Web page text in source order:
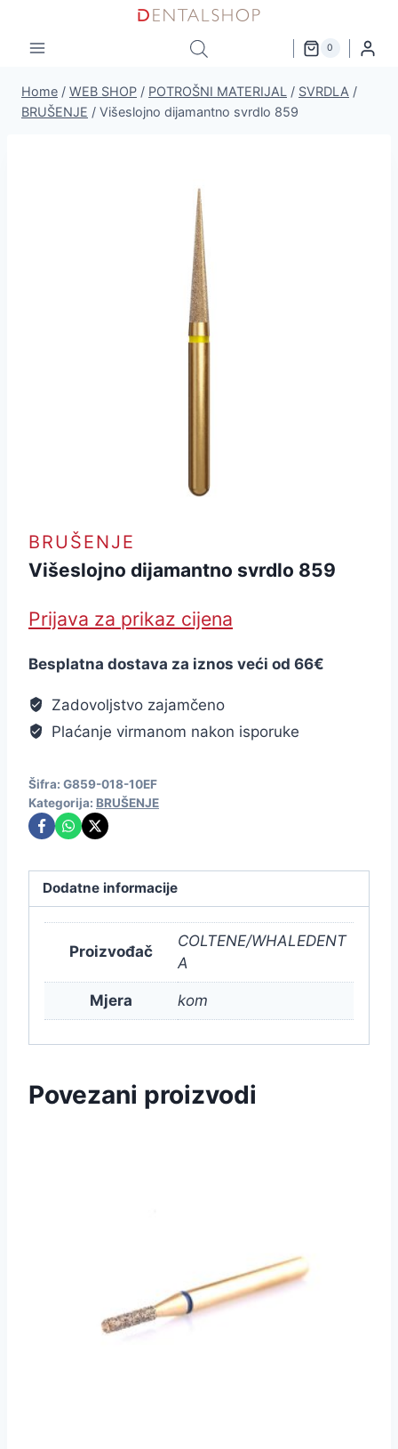
content
0
Home / WEB SHOP / POTROŠNI MATERIJAL / SVRDLA /
BRUŠENJE / Višeslojno dijamantno svrdlo 859
BRUŠENJE
Višeslojno dijamantno svrdlo 859
Prijava za prikaz cijena
Besplatna dostava za iznos veći od 66€
Zadovoljstvo zajamčeno
Plaćanje virmanom nakon isporuke
Šifra: G859-018-10EF
Kategorija: BRUŠENJE
Dodatne informacije
Proizvođač
COLTENE/WHALEDENT
A
Mjera kom
Povezani proizvodi